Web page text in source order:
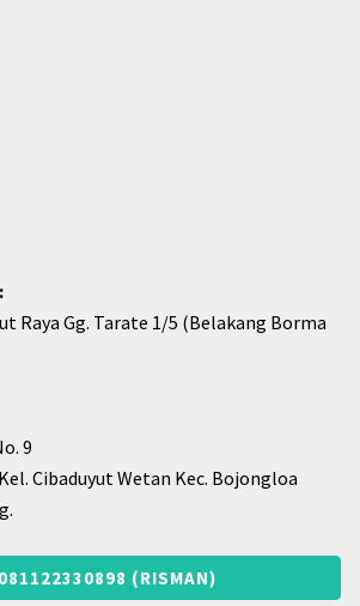
Raya Gg. Tarate 1/5 (Belakang Borma
9
Cibaduyut Wetan Kec. Bojongloa
081122330898 (RISMAN)